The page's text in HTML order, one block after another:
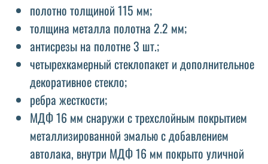
полотно толщиной 115 мм;
толщина металла полотна 2.2 мм;
антисрезы на полотне 3 шт.;
четырехкамерный стеклопакет и дополнительное
декоративное стекло;
ребра жесткости;
МДФ 16 мм снаружи с трехслойным покрытием
металлизированной эмалью с добавлением
автолака, внутри МДФ 16 мм покрыто уличной